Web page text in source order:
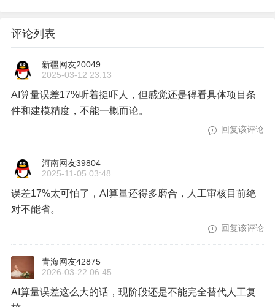
评论列表
新疆网友20049
2025-03-12 23:13
AI算量误差17%听着挺吓人，但感觉还是得看具体项目条
件和建模精度，不能一概而论。
回复该评论
河南网友39804
2025-11-05 03:48
误差17%太可怕了，AI算量还得多磨合，人工审核目前绝
对不能省。
回复该评论
青海网友42875
2026-03-22 06:45
AI算量误差这么大的话，现阶段还是不能完全替代人工复